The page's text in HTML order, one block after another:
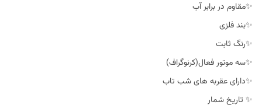
✨مقاوم در برابر آب
✨بند فلزی
✨رنگ ثابت
✨سه موتور فعال(کرنوگراف)
✨دارای عقربه های شب تاب
✨ تاریخ شمار